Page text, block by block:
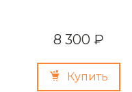
8 300 ₽
Купить